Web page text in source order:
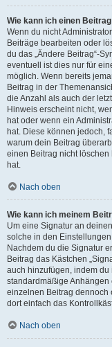
Wie kann ich einen
Wenn du nicht
Beiträge bearbeiten oder
du das „Ändere Beitrag“-
eventuell ist dies nur für
möglich. Wenn bereits
Beitrag in der
die Anzahl als auch der
Hinweis erscheint nicht,
hat oder wenn ein
hat. Diese können jedoch,
warum dein Beitrag
einen Beitrag nicht
hat.
Nach oben
Wie kann ich meinem
Um eine Signatur an
solche in den
Nachdem du die Signatur
Beitrag das Kästchen
auch hinzufügen, indem
standardmäßige
einzelnen Beitrag dennoch
dort einfach das
Nach oben